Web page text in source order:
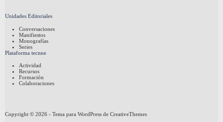
Unidades Editoriales
Conversaciones
Manifiestos
Monografías
Series
Plataforma tecnne
Actividad
Recursos
Formación
Colaboraciones
Copyright © 2026 - Tema para WordPress de CreativeThemes